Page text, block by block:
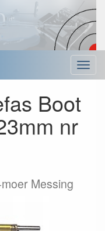
Menu
Boot
nr
Messing